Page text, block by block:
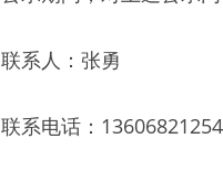
联系人：张勇
联系电话：